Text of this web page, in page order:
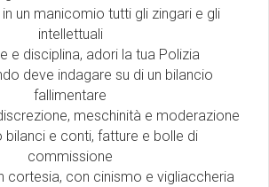
un manicomio tutti gli zingari e gli
intellettuali
e disciplina, adori la tua Polizia
deve indagare su di un bilancio
fallimentare
meschinità e moderazione
bilanci e conti, fatture e bolle di
commissione
cortesia, con cinismo e vigliaccheria